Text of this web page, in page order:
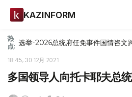
KAZINFORM
热
点: 选举-2026总统府任免事件国情咨文
18:45, 30 12月 2021
多国领导人向托卡耶夫总